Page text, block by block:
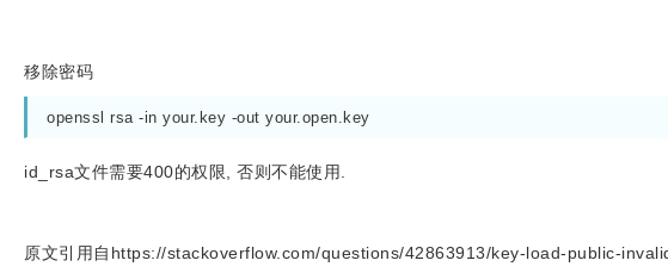
移除密码
openssl rsa -in your.key -out your.open.key
id_rsa文件需要400的权限, 否则不能使用.
原文引用自https://stackoverflow.com/questions/42863913/key-load-public-